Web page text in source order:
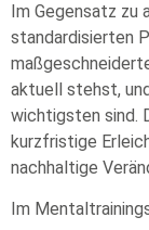
Im Gegensatz zu
standardisierten
aktuell stehst,
wichtigsten sind.
kurzfristige
nachhaltige
Im